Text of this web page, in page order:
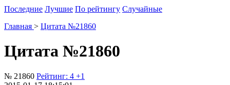
Последние Лучшие По рейтингу Случайные
Главная > Цитата №21860
Цитата №21860
№ 21860 Рейтинг: 4 +1